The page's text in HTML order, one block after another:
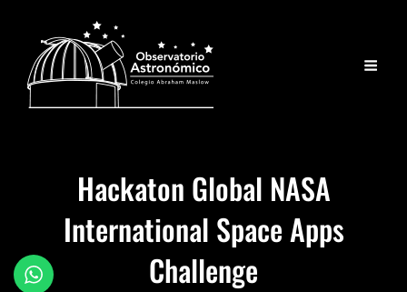
Hackaton Global NASA
International Space Apps
Challenge